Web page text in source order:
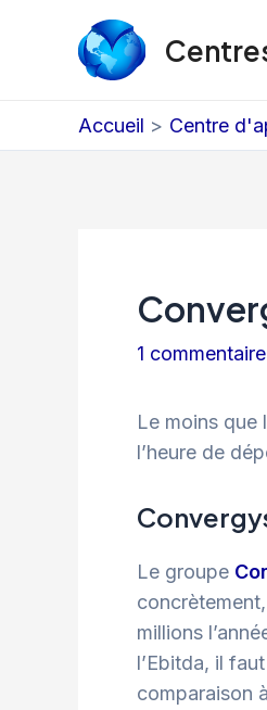
Accueil Centre
1 commentaire
Le moins que
l’heure de
Le groupe
millions
l’Ebitda, il
comparaison